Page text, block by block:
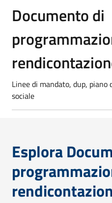
Documento di
Linee di mandato, dup,
sociale
Esplora